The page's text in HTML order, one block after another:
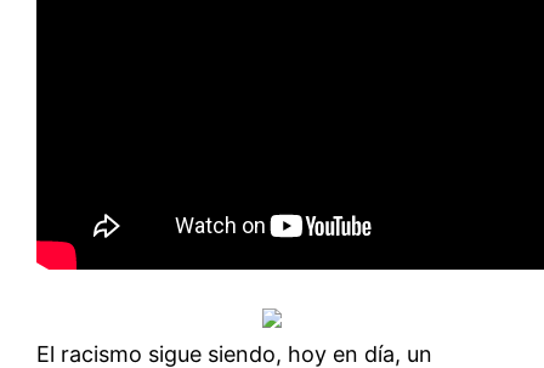
El racismo sigue siendo, hoy en día, un